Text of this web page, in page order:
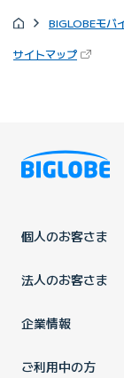
BIGLOBEモバ
サイトマップ（新しい
個人のお客さま
法人のお客さま
企業情報
ご利用中の方